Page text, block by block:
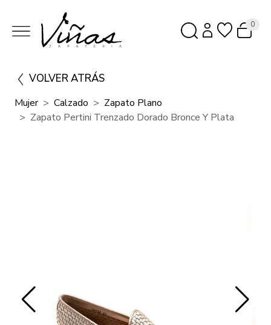
0
VOLVER ATRÁS
Mujer Calzado
Zapato Plano
Zapato Pertini Trenzado Dorado Bronce Y Plata